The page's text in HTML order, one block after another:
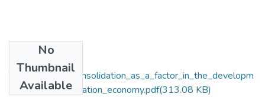
No
Thumbnail
Available
Tkachuk_Bank_consolidation_as_a_factor_in_the_developm
ent_of_the_integration_economy.pdf(313.08 KB)